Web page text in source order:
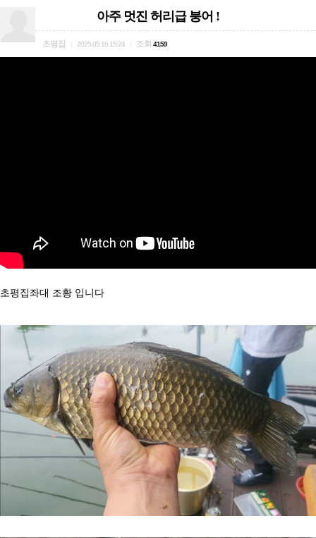
아주 멋진 허리급 붕어 !
초평집 2025.05.16 15:24 조회 4159
초평집좌대 조황 입니다